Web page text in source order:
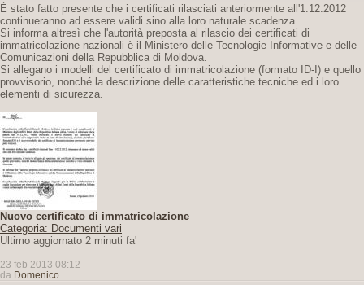
È stato fatto presente che i certificati rilasciati anteriormente all'1.12.2012
continueranno ad essere validi sino alla loro naturale scadenza.
Si informa altresì che l'autorità preposta al rilascio dei certificati di
immatricolazione nazionali è il Ministero delle Tecnologie Informative e delle
Comunicazioni della Repubblica di Moldova.
Si allegano i modelli del certificato di immatricolazione (formato ID-I) e quello
provvisorio, nonché la descrizione delle caratteristiche tecniche ed i loro
elementi di sicurezza.
Nuovo certificato di immatricolazione
Categoria: Documenti vari
Ultimo aggiornato 2 minuti fa'
23 feb 2013 08:12
da Domenico